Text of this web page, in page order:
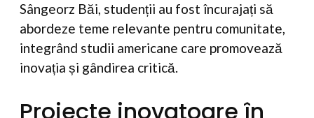
Sângeorz Băi, studenții au fost încurajați să
abordeze teme relevante pentru comunitate,
integrând studii americane care promovează
inovația și gândirea critică.
Proiecte inovatoare în